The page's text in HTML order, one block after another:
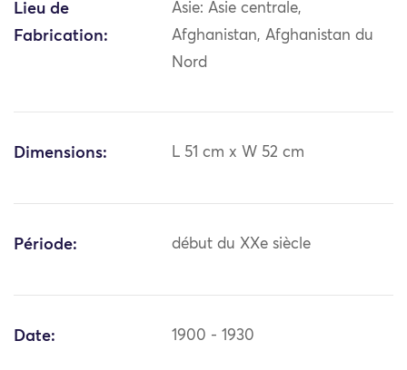
Lieu de
Fabrication:
Asie: Asie centrale,
Afghanistan, Afghanistan du
Nord
Dimensions: L 51 cm x W 52 cm
Période: début du XXe siècle
Date: 1900 - 1930